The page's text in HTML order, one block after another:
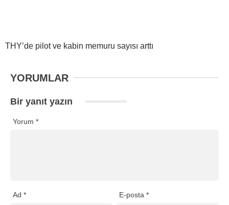
THY’de pilot ve kabin memuru sayısı arttı
YORUMLAR
Bir yanıt yazın
Yorum *
Ad * E-posta*